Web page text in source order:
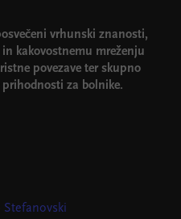
vrhunski znanosti,
kakovostnemu mreženju
povezave ter skupno
za bolnike.
Stefanovski